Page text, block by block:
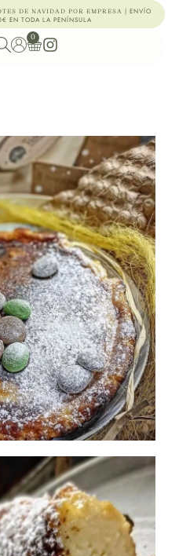
DE NAVIDAD POR EMPRESA | ENVÍO
EN TODA LA PENÍNSULA
0